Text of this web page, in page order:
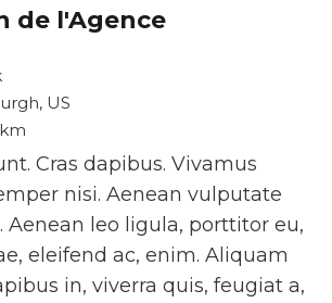
de l'Agence
US
Cras dapibus. Vivamus
nisi. Aenean vulputate
Aenean leo ligula, porttitor eu,
eleifend ac, enim. Aliquam
in, viverra quis, feugiat a,